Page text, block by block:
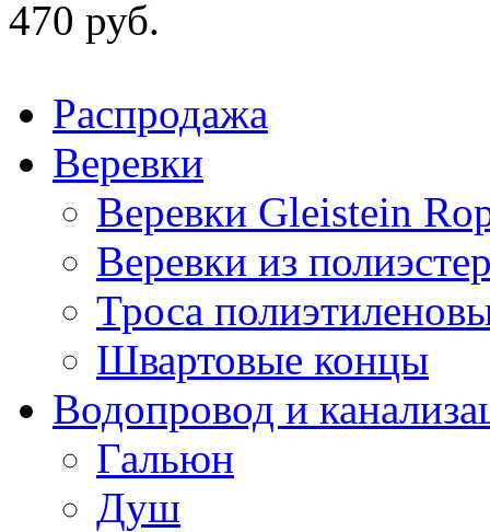
470 руб.
Распродажа
Веревки
Веревки Gleistein
Веревки из
Троса
Швартовые концы
Водопровод и
Гальюн
Душ